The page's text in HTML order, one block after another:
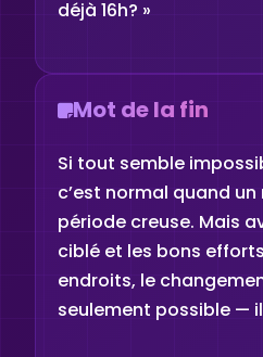
déjà 16h? »
Mot de la fin
Si tout semble
c’est normal quand
période creuse. Mais
ciblé et les bons
endroits, le
seulement possible —